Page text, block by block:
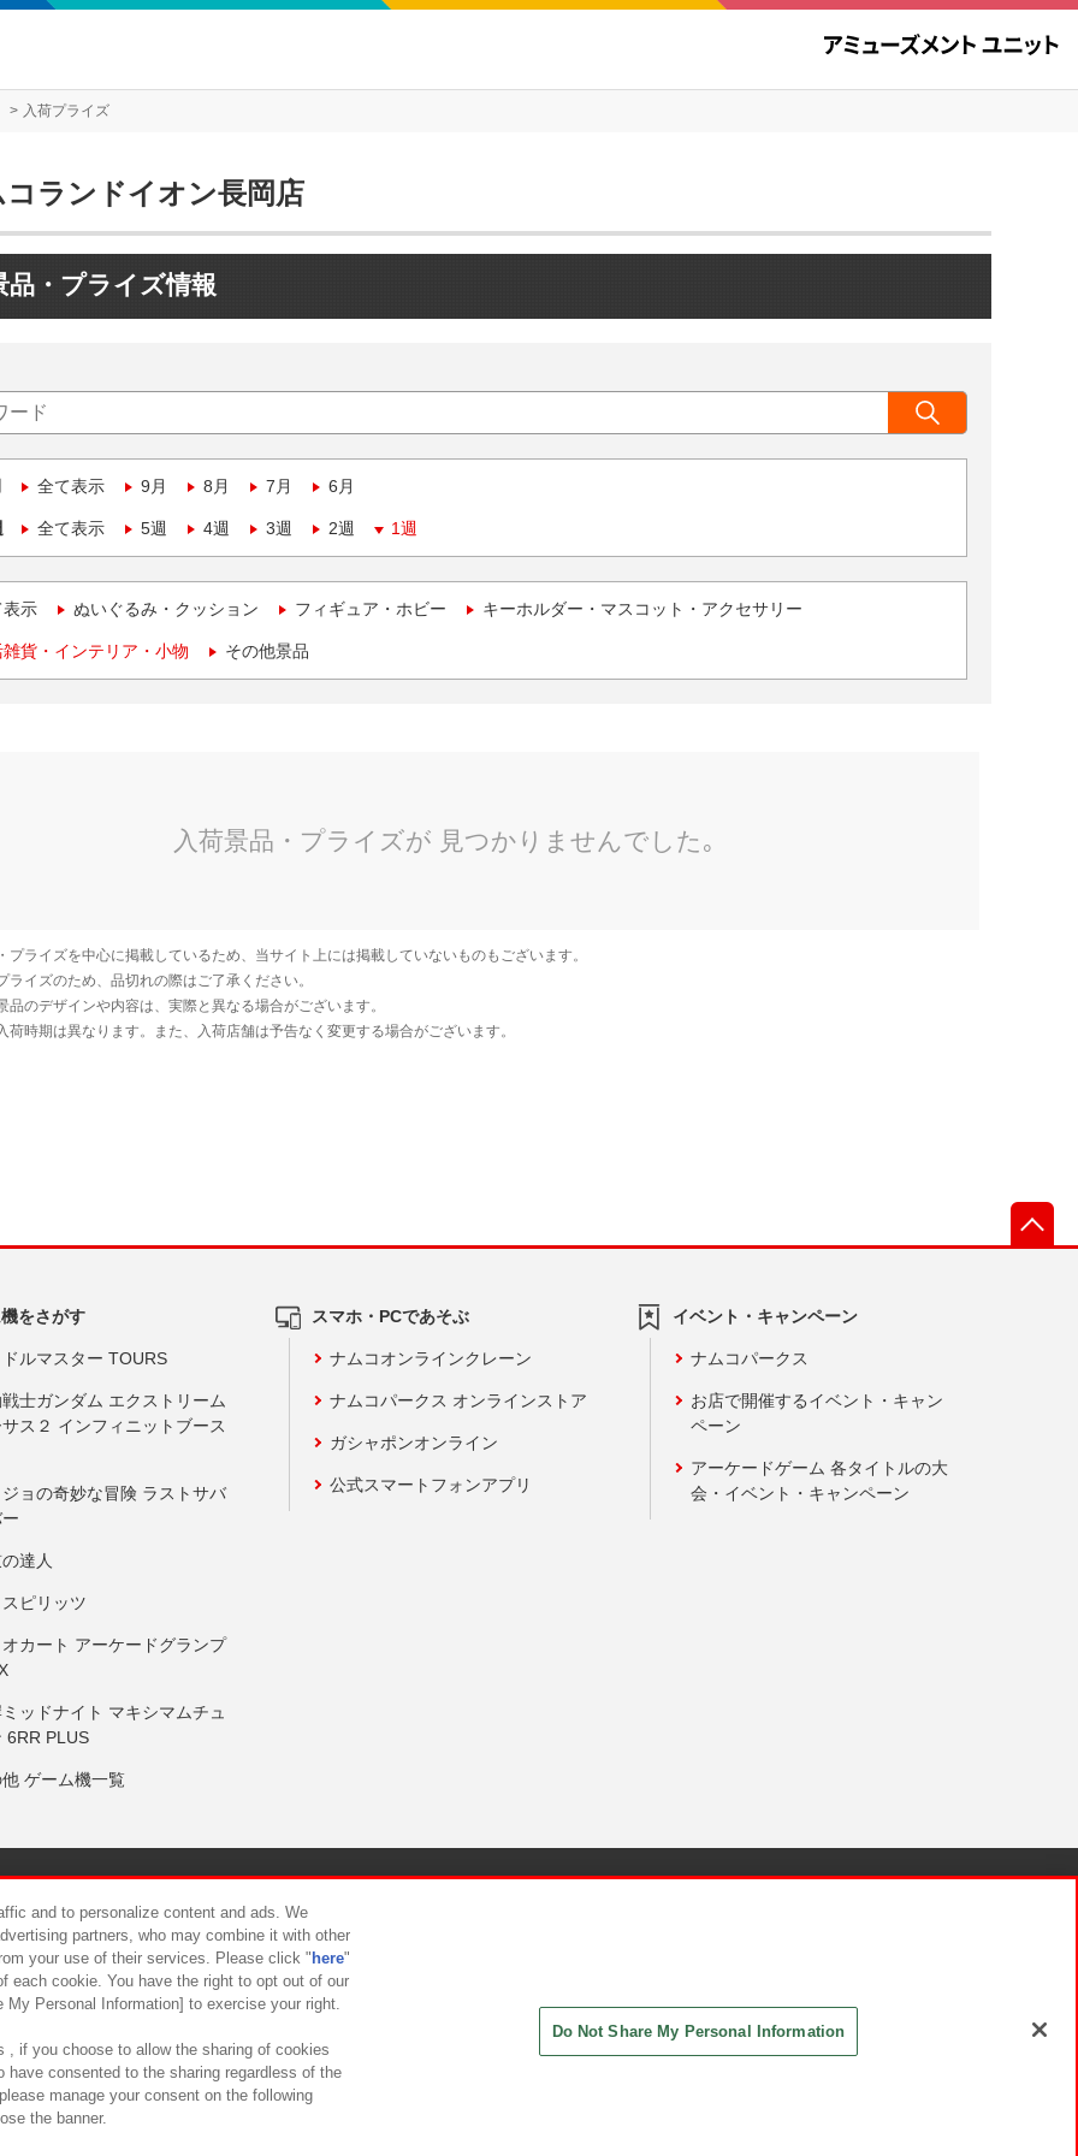
入荷プライズ
ランドイオン長岡店
品・プライズ情報
全て表示 9月 8月 7月 6月
全て表示 5週 4週 3週 2週 1週
表示 ぬいぐるみ・クッション フィギュア・ホビー キーホルダー・マスコット・アクセサリー
貨・インテリア・小物 その他景品
をさがす
ルマスター TOURS
士ガンダム エクストリーム
ス２ インフィニットブース
ョの奇妙な冒険 ラストサバ
達人
ピリッツ
カート アーケードグランプ
ッドナイト マキシマムチュ
6RR PLUS
ゲーム機一覧
スマホ・PCであそぶ
ナムコオンラインクレーン
ナムコパークス オンラインストア
ガシャポンオンライン
公式スマートフォンアプリ
イベント・キャンペーン
ナムコパークス
お店で開催するイベント・キャン
ペーン
アーケードゲーム 各タイトルの大
会・イベント・キャンペーン
について カスタマーハラスメント対応方針
and to personalize content and ads. We
partners, who may combine it with other
your use of their services. Please click " here"
each cookie. You have the right to opt out of our
Personal Information] to exercise your right.
, if you choose to allow the sharing of cookies
have consented to the sharing regardless of the
manage your consent on the following
the banner.
Do Not Share My Personal Information